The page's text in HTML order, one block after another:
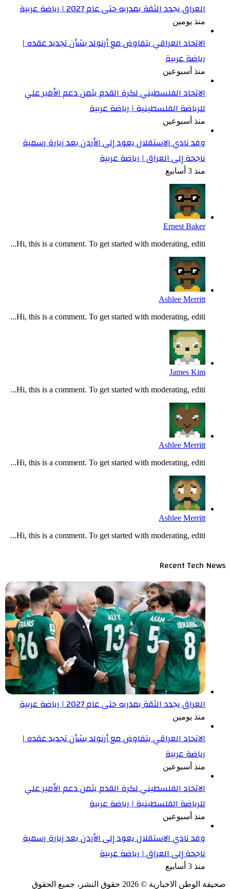
العراق يجدد الثقة بمدربه حتى عام 2027 | رياضة عربية
منذ يومين
الاتحاد العراقي يتفاوض مع أرنولد بشأن تجديد عقده |
رياضة عربية
منذ أسبوعين
الاتحاد الفلسطيني لكرة القدم يثمن دعم الأمير علي
للرياضة الفلسطينية | رياضة عربية
منذ أسبوعين
وفد نادي الاستقلال يعود إلى الأردن بعد زيارة رسمية
ناجحة إلى العراق | رياضة عربية
منذ 3 أسابيع
Ernest Baker
Hi, this is a comment. To get started with moderating, editi...
Ashlee Merritt
Hi, this is a comment. To get started with moderating, editi...
James Kim
Hi, this is a comment. To get started with moderating, editi...
Ashlee Merritt
Hi, this is a comment. To get started with moderating, editi...
Ashlee Merritt
Hi, this is a comment. To get started with moderating, editi...
Recent Tech News
العراق يجدد الثقة بمدربه حتى عام 2027 | رياضة عربية
منذ يومين
الاتحاد العراقي يتفاوض مع أرنولد بشأن تجديد عقده |
رياضة عربية
منذ أسبوعين
الاتحاد الفلسطيني لكرة القدم يثمن دعم الأمير علي
للرياضة الفلسطينية | رياضة عربية
منذ أسبوعين
وفد نادي الاستقلال يعود إلى الأردن بعد زيارة رسمية
ناجحة إلى العراق | رياضة عربية
منذ 3 أسابيع
صحيفة الوطن الاخبارية © 2026 حقوق النشر، جميع الحقوق